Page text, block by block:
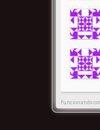
Funcionando